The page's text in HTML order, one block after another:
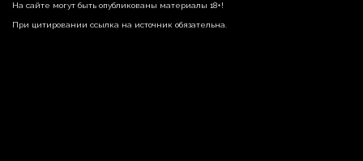
На сайте могут быть опубликованы материалы 18+!
При цитировании ссылка на источник обязательна.